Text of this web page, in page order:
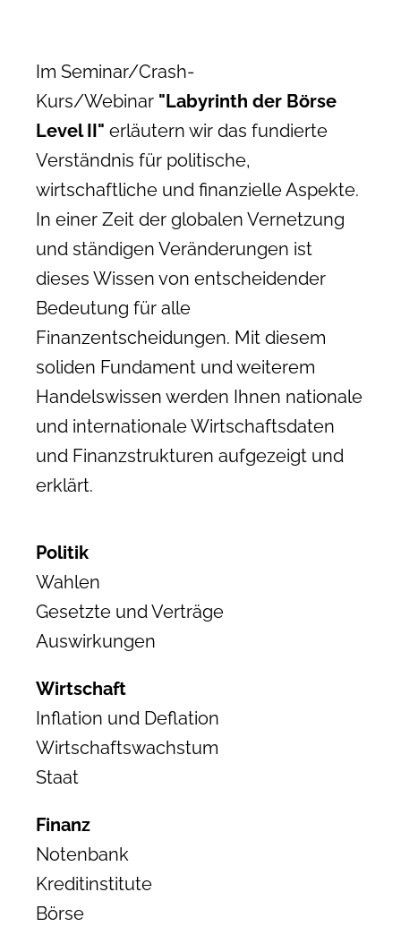
Im Seminar/Crash-
Kurs/Webinar "Labyrinth der Börse
Level II" erläutern wir das fundierte
Verständnis für politische,
wirtschaftliche und finanzielle Aspekte.
In einer Zeit der globalen Vernetzung
und ständigen Veränderungen ist
dieses Wissen von entscheidender
Bedeutung für alle
Finanzentscheidungen. Mit diesem
soliden Fundament und weiterem
Handelswissen werden Ihnen nationale
und internationale Wirtschaftsdaten
und Finanzstrukturen aufgezeigt und
erklärt.
Politik
Wahlen
Gesetzte und Verträge
Auswirkungen
Wirtschaft
Inflation und Deflation
Wirtschaftswachstum
Staat
Finanz
Notenbank
Kreditinstitute
Börse